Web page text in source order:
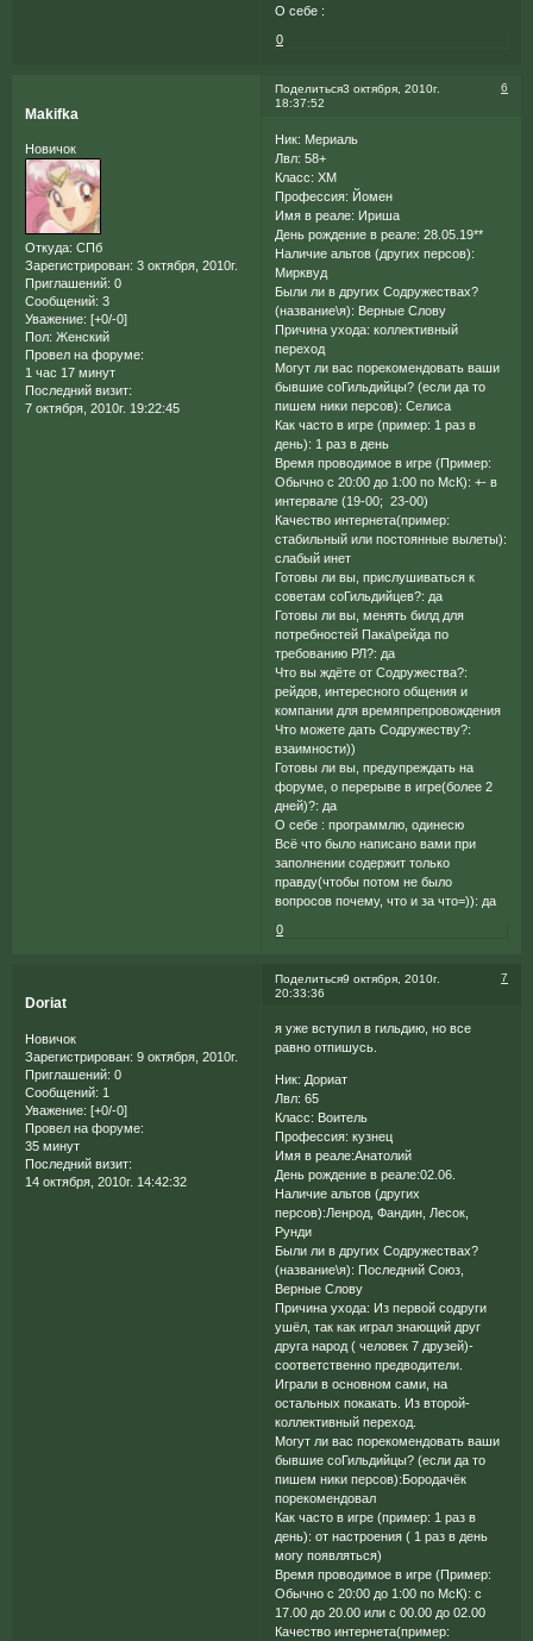
О себе :
0
Поделиться 6
3 октября, 2010г.
18:37:52
Makifka
Новичок
Откуда: СПб
Зарегистрирован: 3 октября, 2010г.
Приглашений: 0
Сообщений: 3
Уважение: [+0/-0]
Пол: Женский
Провел на форуме:
1 час 17 минут
Последний визит:
7 октября, 2010г. 19:22:45
Ник: Мериаль
Лвл: 58+
Класс: ХМ
Профессия: Йомен
Имя в реале: Ириша
День рождение в реале: 28.05.19**
Наличие альтов (других персов):
Мирквуд
Были ли в других Содружествах?
(название\я): Верные Слову
Причина ухода: коллективный
переход
Могут ли вас порекомендовать ваши
бывшие соГильдийцы? (если да то
пишем ники персов): Селиса
Как часто в игре (пример: 1 раз в
день): 1 раз в день
Время проводимое в игре (Пример:
Обычно с 20:00 до 1:00 по МсК): +- в
интервале (19-00; 23-00)
Качество интернета(пример:
стабильный или постоянные вылеты):
слабый инет
Готовы ли вы, прислушиваться к
советам соГильдийцев?: да
Готовы ли вы, менять билд для
потребностей Пака\рейда по
требованию РЛ?: да
Что вы ждёте от Содружества?:
рейдов, интересного общения и
компании для времяпрепровождения
Что можете дать Содружеству?:
взаимности))
Готовы ли вы, предупреждать на
форуме, о перерыве в игре(более 2
дней)?: да
О себе : программлю, одинесю
Всё что было написано вами при
заполнении содержит только
правду(чтобы потом не было
вопросов почему, что и за что=)): да
0
Поделиться 7
9 октября, 2010г.
20:33:36
Doriat
Новичок
Зарегистрирован: 9 октября, 2010г.
Приглашений: 0
Сообщений: 1
Уважение: [+0/-0]
Провел на форуме:
35 минут
Последний визит:
14 октября, 2010г. 14:42:32
я уже вступил в гильдию, но все
равно отпишусь.
Ник: Дориат
Лвл: 65
Класс: Воитель
Профессия: кузнец
Имя в реале:Анатолий
День рождение в реале:02.06.
Наличие альтов (других
персов):Ленрод, Фандин, Лесок,
Рунди
Были ли в других Содружествах?
(название\я): Последний Союз,
Верные Слову
Причина ухода: Из первой содруги
ушёл, так как играл знающий друг
друга народ ( человек 7 друзей)-
соответственно предводители.
Играли в основном сами, на
остальных покакать. Из второй-
коллективный переход.
Могут ли вас порекомендовать ваши
бывшие соГильдийцы? (если да то
пишем ники персов):Бородачёк
порекомендовал
Как часто в игре (пример: 1 раз в
день): от настроения ( 1 раз в день
могу появляться)
Время проводимое в игре (Пример:
Обычно с 20:00 до 1:00 по МсК): с
17.00 до 20.00 или с 00.00 до 02.00
Качество интернета(пример: